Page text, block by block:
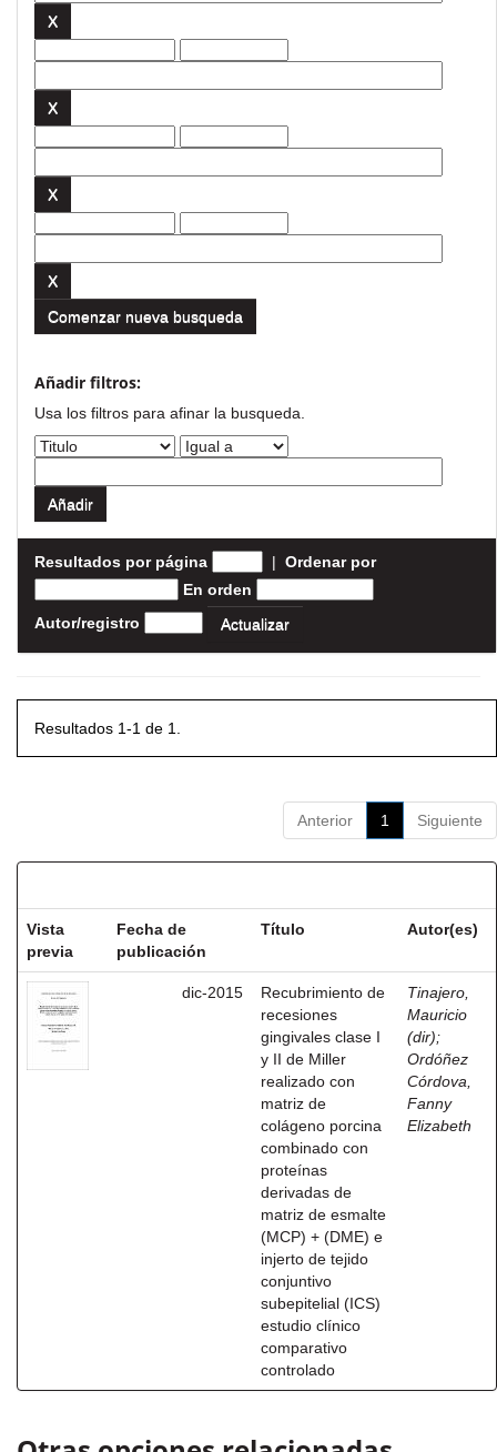
Comenzar nueva busqueda
Añadir filtros:
Usa los filtros para afinar la busqueda.
Resultados por página | Ordenar por
En orden
Autor/registro
Resultados 1-1 de 1.
Anterior 1 Siguiente
Vista
previa
Fecha de
publicación
Título Autor(es)
dic-2015
Recubrimiento de
recesiones
gingivales clase I
y II de Miller
realizado con
matriz de
colágeno porcina
combinado con
proteínas
derivadas de
matriz de esmalte
(MCP) + (DME) e
injerto de tejido
conjuntivo
subepitelial (ICS)
estudio clínico
comparativo
controlado
Tinajero,
Mauricio
(dir);
Ordóñez
Córdova,
Fanny
Elizabeth